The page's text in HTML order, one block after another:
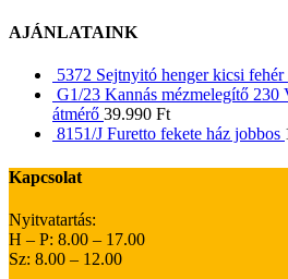
AJÁNLATAINK
5372 Sejtnyitó henger kicsi fehér
G1/23 Kannás mézmelegítő
átmérő 39.990 Ft
8151/J Furetto fekete ház jobbos
Kapcsolat
Nyitvatartás:
H – P: 8.00 – 17.00
Sz: 8.00 – 12.00